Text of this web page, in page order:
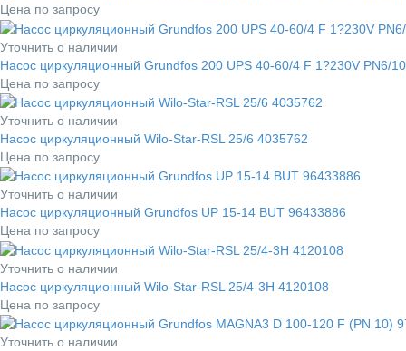
Цена по запросу
Уточнить о наличии
Насос циркуляционный Grundfos 200 UPS 40-60/4 F 1?230V PN6/
Цена по запросу
Уточнить о наличии
Насос циркуляционный Wilo-Star-RSL 25/6 4035762
Цена по запросу
Уточнить о наличии
Насос циркуляционный Grundfos UP 15-14 BUT 96433886
Цена по запросу
Уточнить о наличии
Насос циркуляционный Wilo-Star-RSL 25/4-3H 4120108
Цена по запросу
Уточнить о наличии